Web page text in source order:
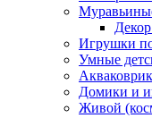
Игрушки
Умные
Домики и
Живой